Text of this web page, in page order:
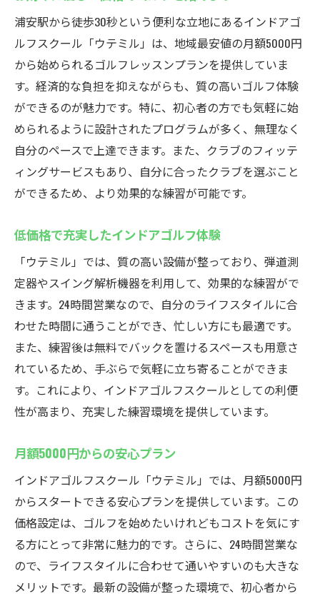
浦安駅から徒歩30秒という便利な立地にあるインドアゴ
ルフスクール「ウテミル」は、地域最安値の月額5000円
から始められるゴルフレッスンプランを提供していま
す。経済的な負担を抑えながらも、質の高いゴルフ体験
ができるのが魅力です。特に、初心者の方でも気軽に始
められるように設計されたプログラムが多く、無理なく
自分のペースで上達できます。また、クラブのフィッテ
ィングサービスもあり、自分に合ったクラブを選ぶこと
ができるため、より効果的な練習が可能です。
低価格で充実したインドアゴルフ体験
「ウテミル」では、質の高い設備が整っており、弾道測
定器やスイング解析機器を利用して、効果的な練習がで
きます。24時間営業なので、自分のライフスタイルに合
わせた時間に通うことができ、忙しい方にも最適です。
また、練習後は無料でバックを置けるスペースも用意さ
れているため、手ぶらで気軽に立ち寄ることができま
す。これにより、インドアゴルフスクールとしての利便
性が高まり、充実した練習環境を提供しています。
月額5000円からの安心プラン
インドアゴルフスクール「ウテミル」では、月額5000円
からスタートできる安心プランを提供しています。この
価格設定は、ゴルフを始めたいけれどもコストを気にす
る方にとって非常に魅力的です。さらに、24時間営業な
ので、ライフスタイルに合わせて通いやすいのも大きな
メリットです。最新の設備が整った環境で、初心者から